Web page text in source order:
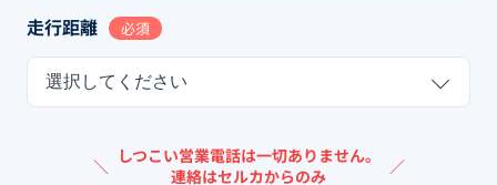
走行距離 必須
選択してください
＼ しつこい営業電話は一切ありません。
連絡はセルカからのみ
／